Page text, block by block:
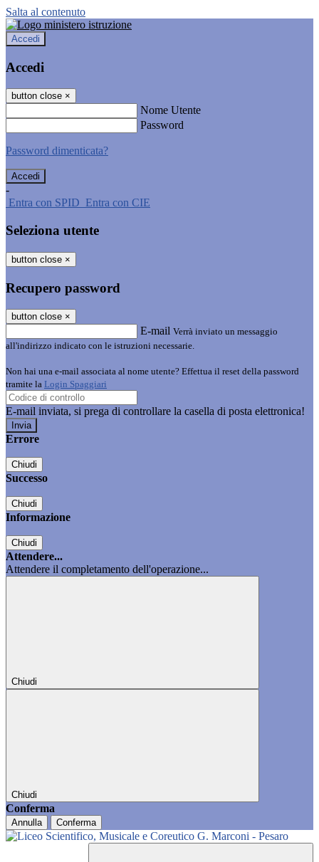
Salta al contenuto
Accedi
Accedi
button close ×
Nome Utente
Password
Password dimenticata?
-
Entra con SPID Entra con CIE
Seleziona utente
button close ×
Recupero password
button close ×
E-mail Verrà inviato un messaggio
all'indirizzo indicato con le istruzioni necessarie.
Non hai una e-mail associata al nome utente? Effettua il reset della password
tramite la Login Spaggiari
E-mail inviata, si prega di controllare la casella di posta elettronica!
Errore
Chiudi
Successo
Chiudi
Informazione
Chiudi
Attendere...
Attendere il completamento dell'operazione...
Chiudi
Chiudi
Conferma
Annulla Conferma